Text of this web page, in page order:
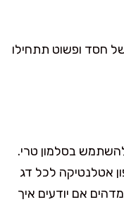
חסד ופשוט תתחילו
4 מנות. רצוי להשתמש בסלמון טרי.
אטלנטיקה לכל דג
אם יודעים איך